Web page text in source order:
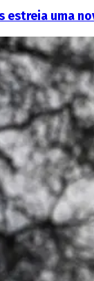
estreia uma